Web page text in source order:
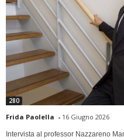
280
Frida Paolella - 16 Giugno 2026
Intervista al professor Nazzareno